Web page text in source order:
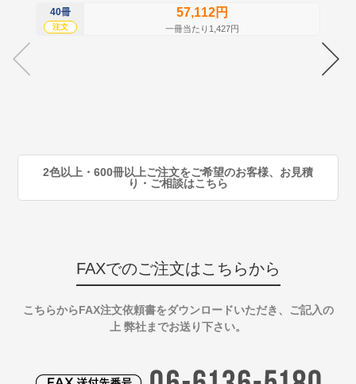
40冊
注文
57,112円
一冊当たり1,427円
2色以上・600冊以上ご注文をご希望のお客様、お見積
り・ご相談はこちら
FAXでのご注文はこちらから
こちらからFAX注文依頼書をダウンロードいただき、ご記入の
上 弊社までお送り下さい。